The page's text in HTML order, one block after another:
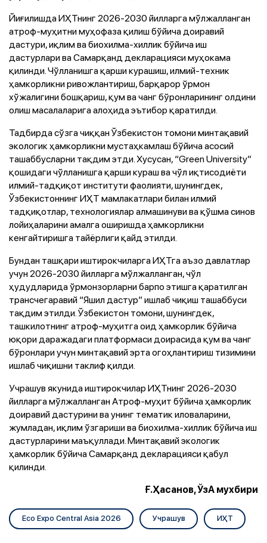
Йиғилишда ИҲТнинг 2026-2030 йилларга мўлжалланган
атроф-муҳитни муҳофаза қилиш бўйича доиравий
дастури, иқлим ва биохилма-хиллик бўйича иш
дастурлари ва Самарқанд декларацияси муҳокама
қилинди. Чўлланишга қарши курашиш, илмий-техник
ҳамкорликни ривожлантириш, барқарор ўрмон
хўжалигини бошқариш, қум ва чанг бўронларининг олдини
олиш масалаларига алоҳида эътибор қаратилди.
Тадбирда сўзга чиққан Ўзбекистон томони минтақавий
экологик ҳамкорликни мустаҳкамлаш бўйича асосий
ташаббусларни тақдим этди. Хусусан, “Green University”
қошидаги чўлланишга қарши кураш ва чўл иқтисодиёти
илмий-тадқиқот институти фаолияти, шунингдек,
Ўзбекистоннинг ИҲТ мамлакатлари билан илмий
тадқиқотлар, технологиялар алмашинуви ва қўшма синов
лойиҳаларини амалга оширишда ҳамкорликни
кенгайтиришга тайёрлиги қайд этилди.
Бундан ташқари иштирокчиларга ИҲТга аъзо давлатлар
учун 2026-2030 йилларга мўлжалланган, чўл
ҳудудларида ўрмонзорларни барпо этишга қаратилган
трансчегаравий “Яшил дастур” ишлаб чиқиш ташаббуси
тақдим этилди. Ўзбекистон томони, шунингдек,
ташкилотнинг атроф-муҳитга оид ҳамкорлик бўйича
юқори даражадаги платформаси доирасида қум ва чанг
бўронлари учун минтақавий эрта огоҳлантириш тизимини
ишлаб чиқишни таклиф қилди.
Учрашув якунида иштирокчилар ИҲТнинг 2026-2030
йилларга мўлжалланган Атроф-муҳит бўйича ҳамкорлик
доиравий дастурини ва унинг тематик иловаларини,
жумладан, иқлим ўзгариши ва биохилма-хиллик бўйича иш
дастурларини маъқуллади. Минтақавий экологик
ҳамкорлик бўйича Самарқанд декларацияси қабул
қилинди.
Ғ.Ҳасанов, ЎзА мухбири
Eco Expo Central Asia 2026 Учрашув ИҲТ